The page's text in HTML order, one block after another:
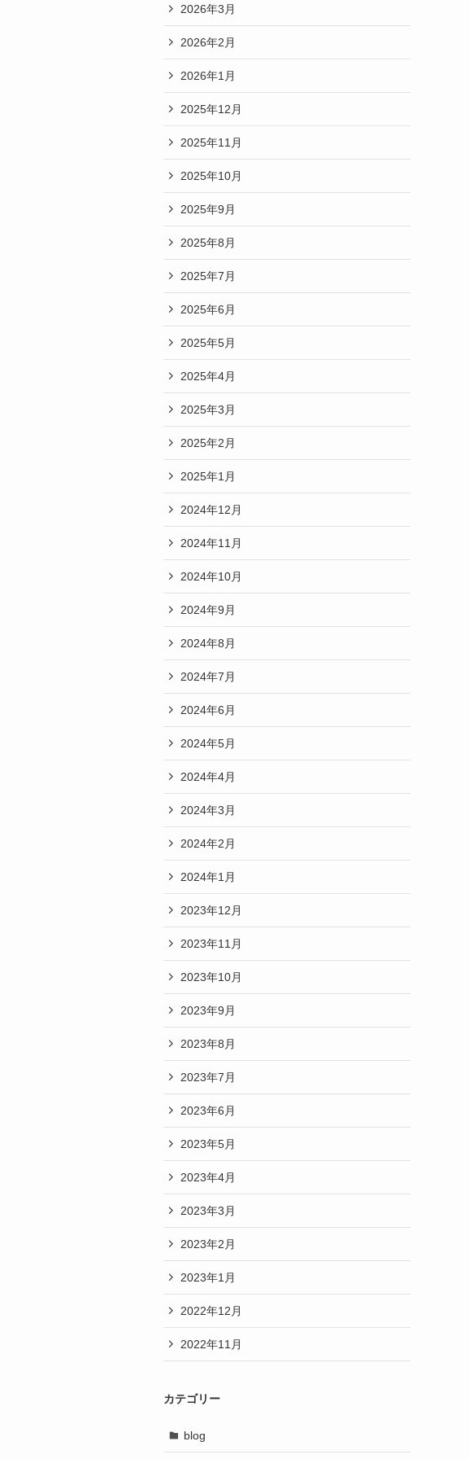
2026年3月
2026年2月
2026年1月
2025年12月
2025年11月
2025年10月
2025年9月
2025年8月
2025年7月
2025年6月
2025年5月
2025年4月
2025年3月
2025年2月
2025年1月
2024年12月
2024年11月
2024年10月
2024年9月
2024年8月
2024年7月
2024年6月
2024年5月
2024年4月
2024年3月
2024年2月
2024年1月
2023年12月
2023年11月
2023年10月
2023年9月
2023年8月
2023年7月
2023年6月
2023年5月
2023年4月
2023年3月
2023年2月
2023年1月
2022年12月
2022年11月
カテゴリー
blog